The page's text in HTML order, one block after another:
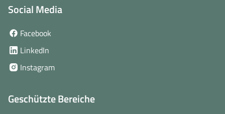
Social Media
Facebook
Fenster)
LinkedIn
neuem
Instagram(öffnet
Fenster)
Geschützte Bereiche